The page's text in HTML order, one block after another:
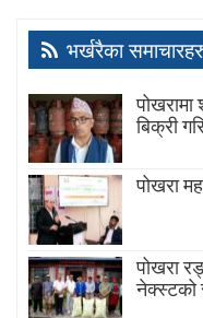
भर्खरैका
बिक्री
पोखरा
पोखरा
नेक्स्टको